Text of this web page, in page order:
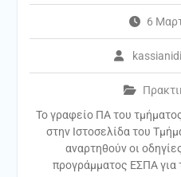
6
Το γραφείο ΠΑ του
στην Ιστοσελίδα του
αναρτηθούν οι
προγράμματος ΕΣΠΑ για